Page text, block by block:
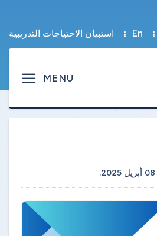
En استبيان الاحتياجات التدريبية
08 أبريل 2025 .